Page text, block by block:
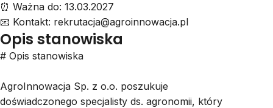
⏰ Ważna do: 13.03.2027
📧 Kontakt: rekrutacja@agroinnowacja.pl
Opis stanowiska
# Opis stanowiska
AgroInnowacja Sp. z o.o. poszukuje
doświadczonego specjalisty ds. agronomii, który